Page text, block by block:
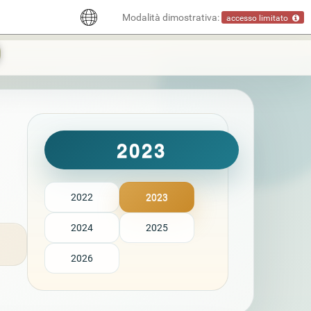
Modalità dimostrativa: accesso limitato
2023
2022 2023
2024 2025
2026